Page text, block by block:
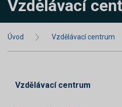
Vzdělávací
Úvod Vzdělávací centrum
Vzdělávací centrum